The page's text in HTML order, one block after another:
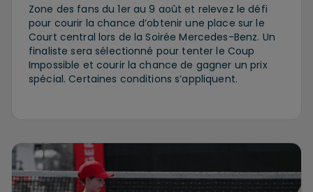
Zone des fans du 1er au 9 août et relevez le défi
pour courir la chance d’obtenir une place sur le
Court central lors de la Soirée Mercedes-Benz. Un
finaliste sera sélectionné pour tenter le Coup
Impossible et courir la chance de gagner un prix
spécial. Certaines conditions s’appliquent.